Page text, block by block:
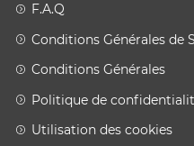
F.A.Q
Conditions Générales de
Conditions Générales
Politique de
Utilisation des cookies